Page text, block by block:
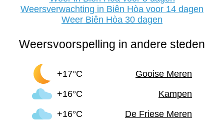
Weersverwachting in Biên Hòa voor 14 dagen
Weer Biên Hòa 30 dagen
Weersvoorspelling in andere steden
+17°C
Gooise Meren
+16°C
Kampen
+16°C
De Friese Meren